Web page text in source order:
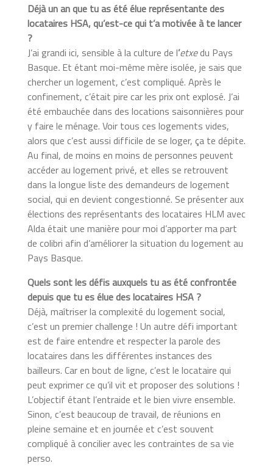
Déjà un an que tu as été élue représentante des
locataires HSA, qu’est-ce qui t’a motivée à te lancer
?
J’ai grandi ici, sensible à la culture de l’etxedu Pays
Basque.Et étant moi-même mère isolée, je sais que
chercher un logement, c’est compliqué. Après le
confinement, c’était pire car les prix ont explosé. J’ai
été embauchée dans des locations saisonnières pour
y faire le ménage. Voir tous ces logements vides,
alors que c’est aussi difficile de se loger, ça te dépite.
Au final, de moins en moins de personnes peuvent
accéder au logement privé, et elles se retrouvent
dans la longue liste des demandeurs de logement
social, qui en devient congestionné. Se présenter aux
élections des représentants des locataires HLM avec
Alda était une manière pour moi d’apporter ma part
de colibri afin d’améliorer la situation du logement au
Pays Basque.
Quels sont les défis auxquels tu as été confrontée
depuis que tu es élue des locataires HSA ?
Déjà, maîtriser la complexité du logement social,
c’est un premier challenge ! Un autre défi important
est de faire entendre et respecter la parole des
locataires dans les différentes instances des
bailleurs. Car en bout de ligne, c’est le locataire qui
peut exprimer ce qu’il vit et proposer des solutions !
L’objectif étant l’entraide et le bien vivre ensemble.
Sinon, c’est beaucoup de travail, de réunions en
pleine semaine et en journée et c’est souvent
compliqué à concilier avec les contraintes de sa vie
perso.